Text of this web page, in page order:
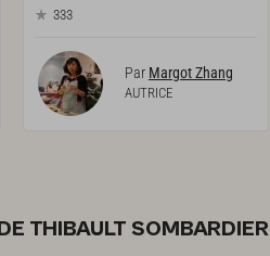
333
Par Margot Zhang
AUTRICE
THIBAULT SOMBARDIER